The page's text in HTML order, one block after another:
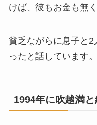
けば、彼もお金も無
貧乏ながらに息子と2
ったと話しています。
1994年に吹越満